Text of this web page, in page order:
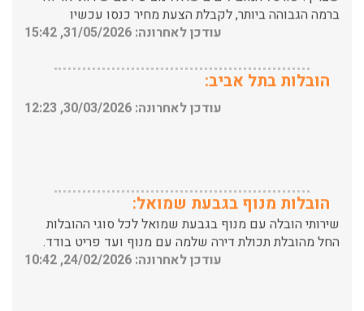
הובלות בתל אביב:
עודכן לאחרונה: 30/03/2026, 12:23
החל מהובלת תכולת דירה שלמה עם מנוף ועד פריט בודד.
עודכן לאחרונה: 24/02/2026, 10:42